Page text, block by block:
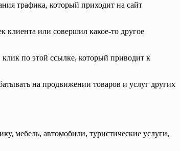
трафика, который приходит на сайт
клиента или совершил какое-то другое
по этой ссылке, который приводит к
на продвижении товаров и услуг других
мебель, автомобили, туристические услуги,